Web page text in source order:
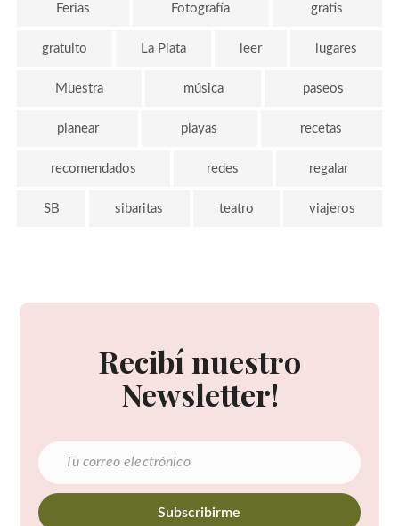
Ferias Fotografía gratis
gratuito La Plata leer lugares
Muestra música paseos
planear playas recetas
recomendados redes regalar
SB sibaritas teatro viajeros
Recibí nuestro
Newsletter!